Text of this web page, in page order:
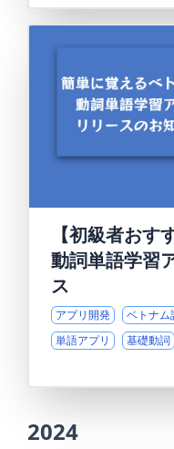
【初級者お
動詞単語学習
ス
アプリ開発 ベトナム
単語アプリ
基礎動詞
2024